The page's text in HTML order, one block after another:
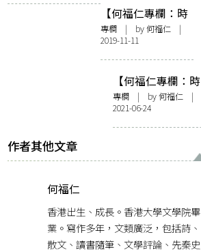
【何福仁專欄：時
宜篇】最好，就因
為不肖
專欄 | by何福仁 |
2019-11-11
【何福仁專欄：時
宜篇】世界末日來
臨，你會做些什
麼？
專欄| by何福仁|
2021-06-24
作者其他文章
何福仁
香港出生、成長。香港大學文學院畢
業。寫作多年，文類廣泛，包括詩、
散文、讀書隨筆、文學評論、先秦史